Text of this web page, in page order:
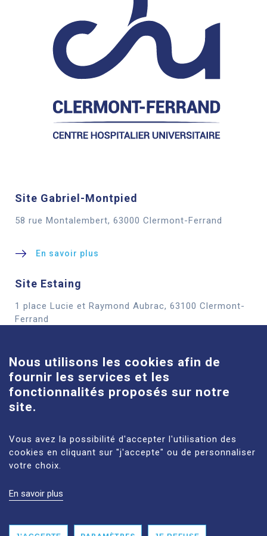
Site Gabriel-Montpied
58 rue Montalembert, 63000 Clermont-Ferrand
En savoir plus
Site Estaing
1 place Lucie et Raymond Aubrac, 63100 Clermont-
Ferrand
Site Louise-Michel
61 route de Châteaugay, 63118 Cébazat
En savoir plus
MENTIONS LÉGALES
Nous utilisons les cookies afin de
fournir les services et les
fonctionnalités proposés sur notre
site.
Vous avez la possibilité d'accepter l'utilisation des
cookies en cliquant sur "j'accepte" ou de personnaliser
votre choix.
En savoir plus